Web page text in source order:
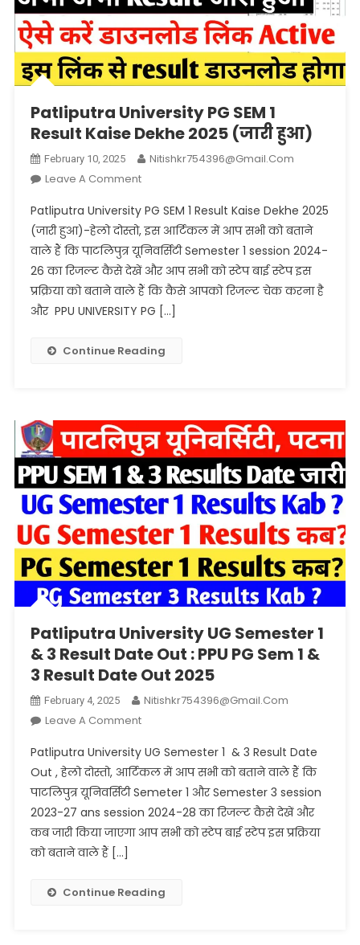
Patliputra University PG SEM 1
Result Kaise Dekhe 2025 (जारी हुआ)
February 10, 2025
Nitishkr754396@gmail.com
Leave A CommentOn
University
PG
SEM
1
Result
Kaise
2025
Patliputra University PG SEM 1 Result Kaise Dekhe 2025
(जारी हुआ)-हेलो दोस्तो, इस आर्टिकल में आप सभी को बताने
वाले हैं कि पाटलिपुत्र यूनिवर्सिटी Semester 1 session 2024-
26 का रिजल्ट कैसे देखें और आप सभी को स्टेप बाई स्टेप इस
प्रक्रिया को बताने वाले हैं कि कैसे आपको रिजल्ट चेक करना है
और PPU UNIVERSITY PG […]
Continue Reading
Patliputra University UG Semester 1
& 3 Result Date Out : PPU PG Sem 1 &
3 Result Date Out 2025
February 4, 2025
Nitishkr754396@gmail.com
Leave A CommentOn
University
UG
Semester
1
&
Date
Patliputra University UG Semester 1 & 3 Result Date
Out , हेलो दोस्तो, आर्टिकल में आप सभी को बताने वाले हैं कि
पाटलिपुत्र यूनिवर्सिटी Semeter 1 और Semester 3 session
2023-27 ans session 2024-28 का रिजल्ट कैसे देखें और
कब जारी किया जाएगा आप सभी को स्टेप बाई स्टेप इस प्रक्रिया
को बताने वाले हैं […]
Continue Reading